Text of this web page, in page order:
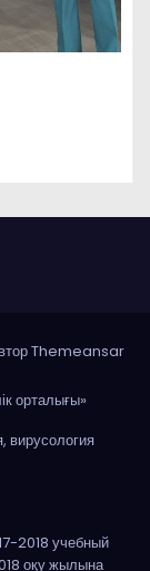
Themeansar
орталығы»
вирусология
2018 учебный
оқу жылына